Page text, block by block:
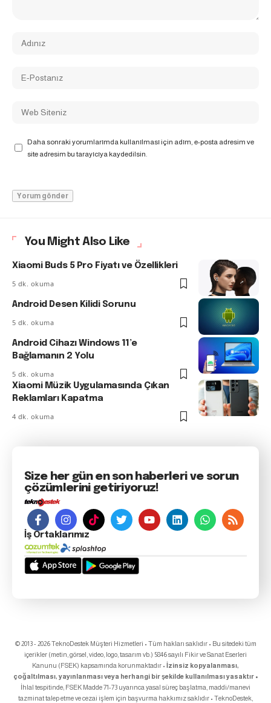
Daha sonraki yorumlarımda kullanılması için adım, e-posta adresim ve
site adresim bu tarayıcıya kaydedilsin.
You Might Also Like
Xiaomi Buds 5 Pro Fiyatı ve Özellikleri
5 dk. okuma
Android Desen Kilidi Sorunu
5 dk. okuma
Android Cihazı Windows 11’e
Bağlamanın 2 Yolu
5 dk. okuma
Xiaomi Müzik Uygulamasında Çıkan
Reklamları Kapatma
4 dk. okuma
Size her gün en son haberleri ve sorun
çözümlerini getiriyoruz!
İş Ortaklarımız
© 2013 - 2026 TeknoDestek Müşteri Hizmetleri • Tüm hakları saklıdır • Bu sitedeki tüm
içerikler (metin, görsel, video, logo, tasarım vb.) 5846 sayılı Fikir ve Sanat Eserleri
Kanunu (FSEK) kapsamında korunmaktadır • İzinsiz kopyalanması,
çoğaltılması, yayınlanması veya herhangi bir şekilde kullanılması yasaktır •
İhlal tespitinde; FSEK Madde 71-73 uyarınca yasal süreç başlatma, maddi/manevi
tazminat talep etme ve cezai işlem için başvurma hakkımız saklıdır • TeknoDestek,